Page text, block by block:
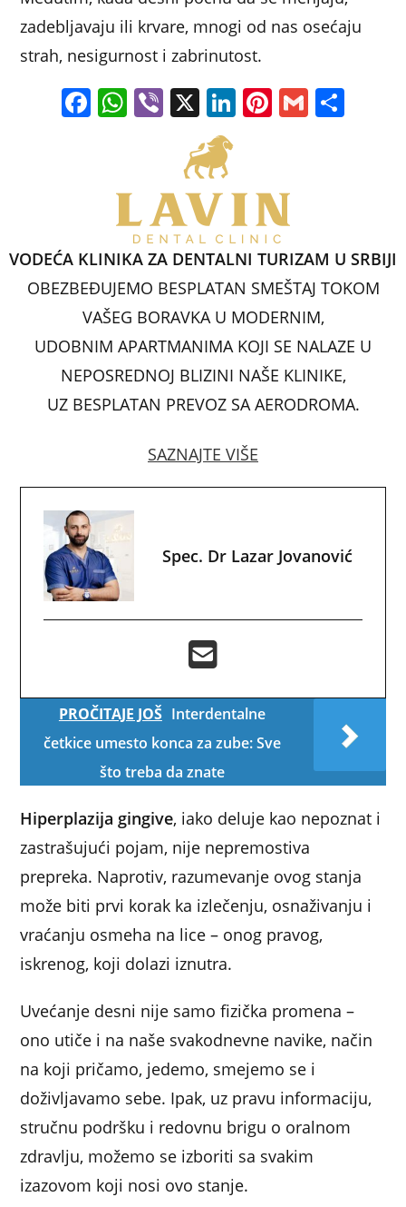
zadebljavaju ili krvare, mnogi od nas osećaju
strah, nesigurnost i zabrinutost.
F
o
o
k
W
A
p
p
Vi
er
X Li
e
dI
n
Pi
e
st
G
VODEĆA KLINIKA ZA DENTALNI TURIZAM U SRBIJI
OBEZBEĐUJEMO BESPLATAN SMEŠTAJ TOKOM
VAŠEG BORAVKA U MODERNIM,
UDOBNIM APARTMANIMA KOJI SE NALAZE U
NEPOSREDNOJ BLIZINI NAŠE KLINIKE,
UZ BESPLATAN PREVOZ SA AERODROMA.
SAZNAJTE VIŠE
Spec. Dr Lazar Jovanović
PROČITAJE JOŠ Interdentalne
četkice umesto konca za zube: Sve
što treba da znate
Hiperplazija gingive, iako deluje kao nepoznat i
zastrašujući pojam, nije nepremostiva
prepreka. Naprotiv, razumevanje ovog stanja
može biti prvi korak ka izlečenju, osnaživanju i
vraćanju osmeha na lice – onog pravog,
iskrenog, koji dolazi iznutra.
Uvećanje desni nije samo fizička promena –
ono utiče i na naše svakodnevne navike, način
na koji pričamo, jedemo, smejemo se i
doživljavamo sebe. Ipak, uz pravu informaciju,
stručnu podršku i redovnu brigu o oralnom
zdravlju, možemo se izboriti sa svakim
izazovom koji nosi ovo stanje.